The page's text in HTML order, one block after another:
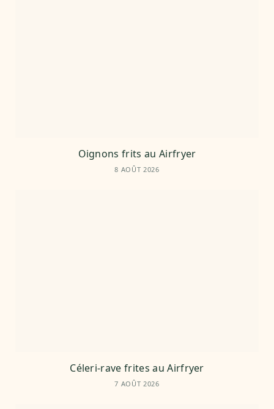
Oignons frits au Airfryer
8 AOÛT 2026
Céleri-rave frites au Airfryer
7 AOÛT 2026